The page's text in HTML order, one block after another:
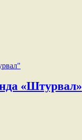
«Штурвал»